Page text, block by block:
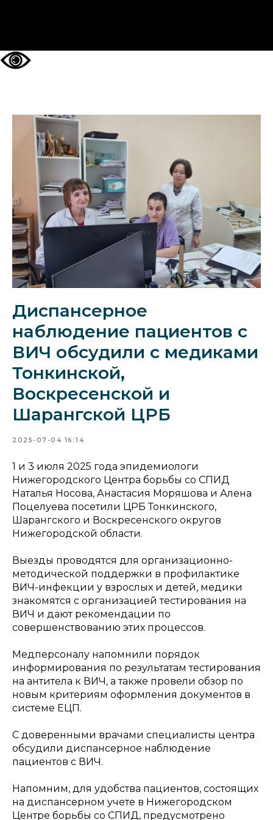
Диспансерное
наблюдение пациентов с
ВИЧ обсудили с медиками
Тонкинской,
Воскресенской и
Шарангской ЦРБ
2025-07-04 16:14
1 и 3 июля 2025 года эпидемиологи
Нижегородского Центра борьбы со СПИД
Наталья Носова, Анастасия Моряшова и Алена
Поцелуева посетили ЦРБ Тонкинского,
Шарангского и Воскресенского округов
Нижегородской области.
Выезды проводятся для организационно-
методической поддержки в профилактике
ВИЧ-инфекции у взрослых и детей, медики
знакомятся с организацией тестирования на
ВИЧ и дают рекомендации по
совершенствованию этих процессов.
Медперсоналу напомнили порядок
информирования по результатам тестирования
на антитела к ВИЧ, а также провели обзор по
новым критериям оформления документов в
системе ЕЦП.
С доверенными врачами специалисты центра
обсудили диспансерное наблюдение
пациентов с ВИЧ.
Напомним, для удобства пациентов, состоящих
на диспансерном учете в Нижегородском
Центре борьбы со СПИД, предусмотрено